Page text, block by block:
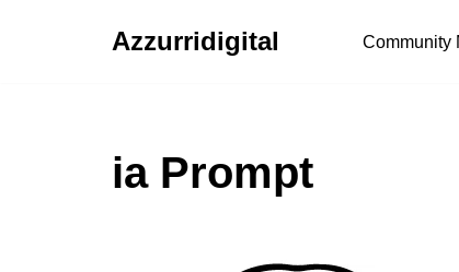
Azzurridigital Community
ia Prompt